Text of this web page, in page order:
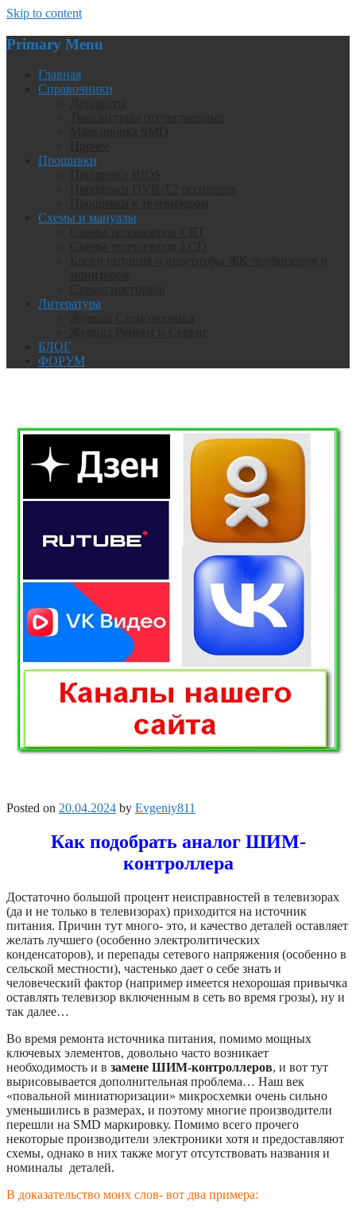
Skip to content
Primary Menu
Главная
Справочники
Прошивки
Схемы и мануалы
Литература
БЛОГ
ФОРУМ
Posted on 20.04.2024 by Evgeniy811
Как подобрать аналог ШИМ-
контроллера
Достаточно большой процент неисправностей в телевизорах
(да и не только в телевизорах) приходится на источник
питания. Причин тут много- это, и качество деталей оставляет
желать лучшего (особенно электролитических
конденсаторов), и перепады сетевого напряжения (особенно в
сельской местности), частенько дает о себе знать и
человеческий фактор (например имеется нехорошая привычка
оставлять телевизор включенным в сеть во время грозы), ну и
так далее…
Во время ремонта источника питания, помимо мощных
ключевых элементов, довольно часто возникает
необходимость и в замене ШИМ-контроллеров, и вот тут
вырисовывается дополнительная проблема… Наш век
«повальной миниатюризации» микросхемки очень сильно
уменьшились в размерах, и поэтому многие производители
перешли на SMD маркировку. Помимо всего прочего
некоторые производители электроники хотя и предоставляют
схемы, однако в них также могут отсутствовать названия и
номиналы деталей.
В доказательство моих слов- вот два примера: